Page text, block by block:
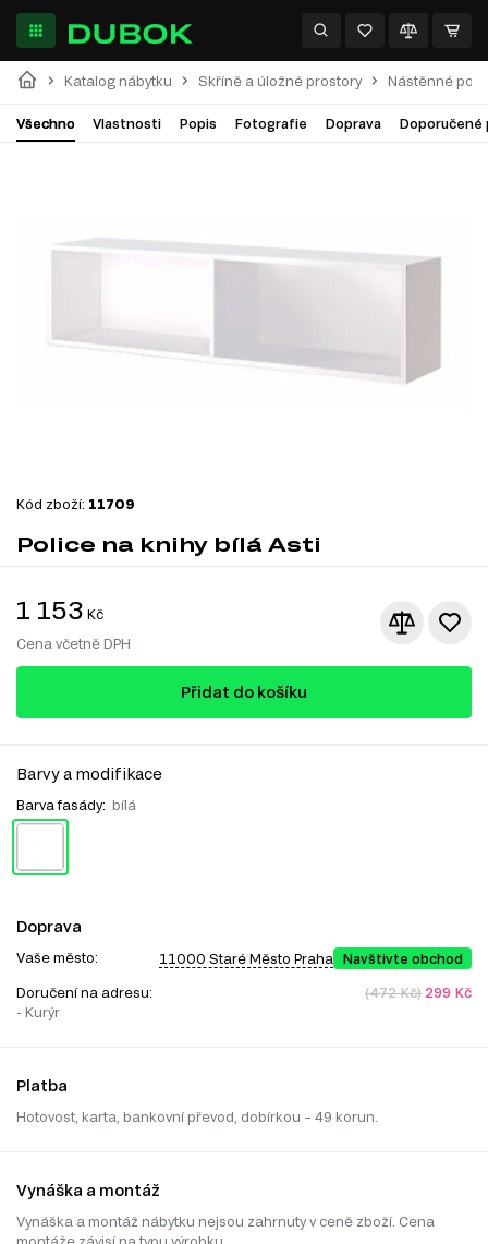
Katalog nábytku Skříně a úložné prostory Nástěnné
Všechno Vlastnosti Popis Fotografie Doprava Doporučené
Kód zboží: 11709
Police na knihy bílá Asti
1 153 Kč
Cena včetně DPH
Přidat do košíku
Barvy a modifikace
Barva fasády: bílá
Doprava
Vaše město: 11000 Staré Město Praha Navštivte obchod
Doručení na adresu:
- Kurýr
(472 Kč) 299 Kč
Platba
Hotovost, karta, bankovní převod, dobírkou – 49 korun.
Vynáška a montáž
Vynáška a montáž nábytku nejsou zahrnuty v ceně zboží. Cena